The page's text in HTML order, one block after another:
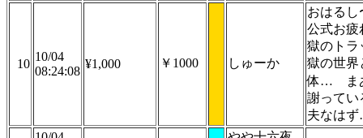
10
10/04
08:24:08
¥1,000 ￥1000 しゅーか
おはるし
公式お疲
獄のトラ
獄の世界
体…
謝ってい
夫なは